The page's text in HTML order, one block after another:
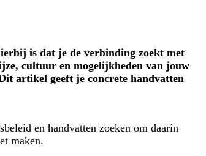
is dat je de verbinding zoekt met
cultuur en mogelijkheden van jouw
artikel geeft je concrete handvatten
en handvatten zoeken om daarin
maken.